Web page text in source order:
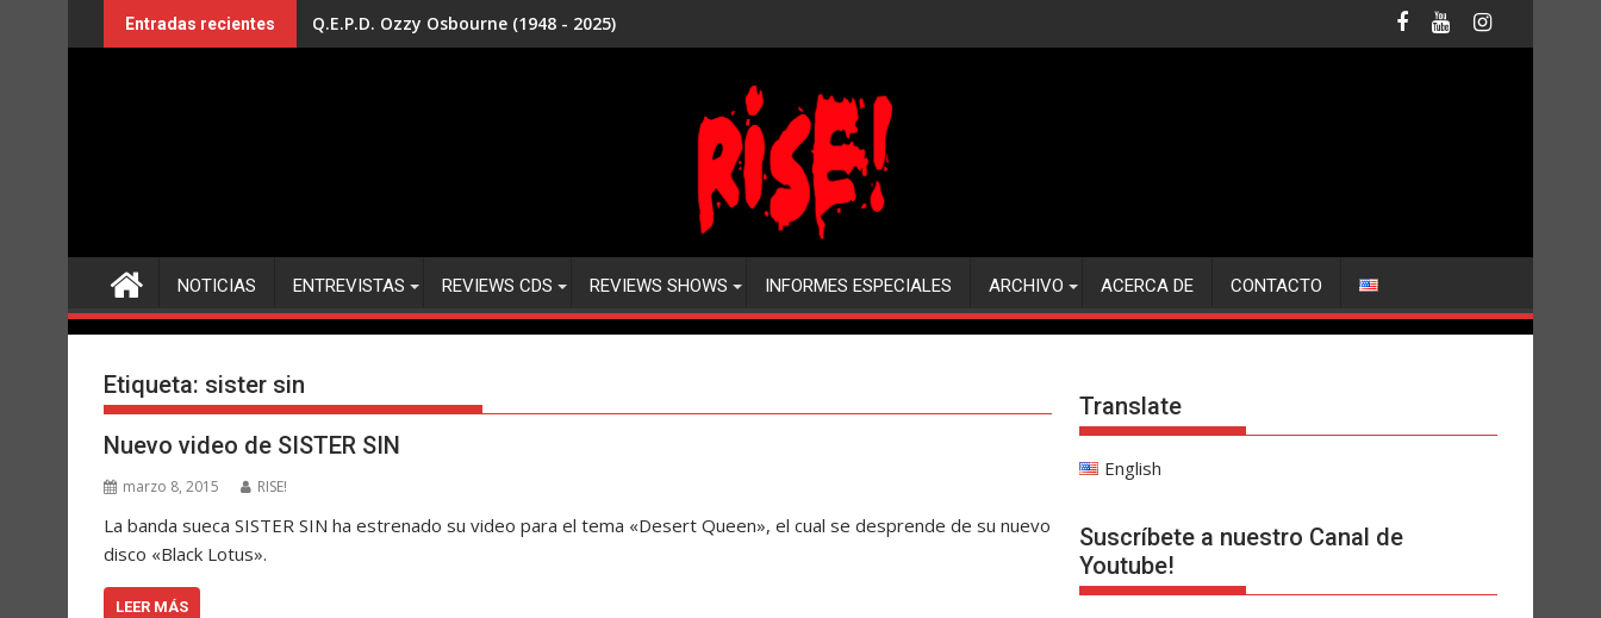
al
Entradas recientes Q.E.P.D. Ozzy Osbourne (1948 - 2025)
NOTICIAS ENTREVISTAS REVIEWS CDS REVIEWS SHOWS INFORMES ESPECIALES ARCHIVO ACERCA DE CONTACTO
Etiqueta: sister sin
Nuevo video de SISTER SIN
marzo 8, 2015 RISE!
La banda sueca SISTER SIN ha estrenado su video para el tema «Desert Queen», el cual se desprende de su nuevo
disco «Black Lotus».
LEER MÁS
Translate
English
Suscríbete a nuestro Canal de
Youtube!